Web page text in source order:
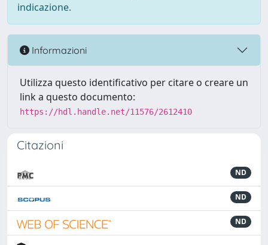
indicazione.
Informazioni
Utilizza questo identificativo per citare o creare un
link a questo documento:
https://hdl.handle.net/11576/2612410
Citazioni
ND
ND
ND